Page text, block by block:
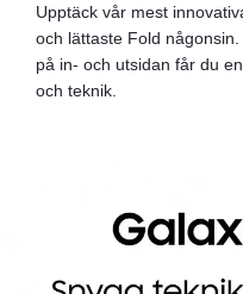
Upptäck vår mest
och lättaste Fold
på in- och utsidan får du
och teknik.